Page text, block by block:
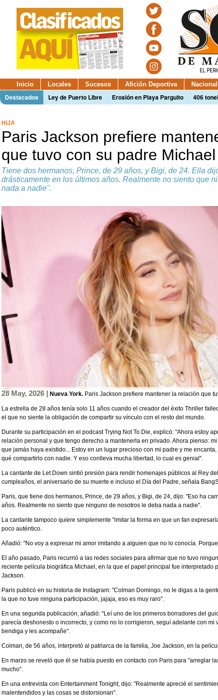
Inicio Locales Sucesos Afición Deportiva
Destacados Ley de Puerto Libre Erosión en Playa Parguito 406
HIJA
Paris Jackson prefiere
que tuvo con su padre
Tiene dos hermanos, Prince, de 29 años, y Bigi, de 24. Ella
drásticamente en los últimos años. Realmente no siento que
nada a nadie".
28 May, 2026 | Nueva York. Paris Jackson prefiere mantener la relación que
La estrella de 28 años tenía solo 11 años cuando el creador del éxito Thriller
el que no siente la obligación de compartir su vínculo con el resto del mundo.
Durante su participación en el podcast Trying Not To Die, explicó: "Ahora estoy
relación personal y que tengo derecho a mantenerla en privado. Ahora pienso:
que jamás haya existido... Estoy en un lugar precioso con mi padre y me
qué compartirlo con nadie. Y eso conlleva mucha libertad, lo cual es genial".
La cantante de Let Down sintió presión para rendir homenajes públicos al Rey
cumpleaños, el aniversario de su muerte e incluso el Día del Padre, señala
Paris, que tiene dos hermanos, Prince, de 29 años, y Bigi, de 24, dijo: "Eso ha
años. Realmente no siento que ninguno de nosotros le deba nada a nadie".
La cantante tampoco quiere simplemente "imitar la forma en que un fan
poco auténtico.
Añadió: "No voy a expresar mi amor imitando a alguien que no lo conocía.
El año pasado, Paris recurrió a las redes sociales para afirmar que no tuvo
reciente película biográfica Michael, en la que el papel principal fue interpretado
Jackson.
Paris publicó en su historia de Instagram: "Colman Domingo, no le digas a la
la que no tuve ninguna participación, jajaja, eso es muy raro".
En una segunda publicación, añadió: "Leí uno de los primeros borradores del
parecía deshonesto o incorrecto, y como no lo corrigieron, seguí adelante con mi
bendiga y les acompañe".
Colman, de 56 años, interpretó al patriarca de la familia, Joe Jackson, en la
En marzo se reveló que él se había puesto en contacto con Paris para "arreglar
mucho".
En una entrevista con Entertainment Tonight, dijo: "Realmente aprecié el
malentendidos y las cosas se distorsionan".